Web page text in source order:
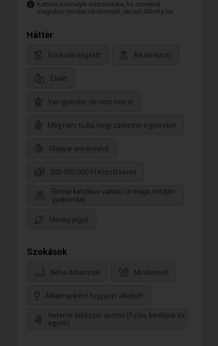
Kattints bármelyik adatcímkére, ha szeretnél
megnézni minden társkeresőt, aki ezt állította be.
Háttér
Főiskolát végzett Alkalmazott
Elvált
Van gyereke, de nem vele él
Még nem tudja, hogy szeretne-e gyereket
Magyar anyanyelvű
300-500.000 Ft között keres
Római katolikus vallású (a maga módján
gyakorolja)
Mérleg jegyű
Szokások
Néha dohányzik Mindenevő
Alkalmanként fogyaszt alkoholt
Hetente többször sportol (Futás, kerékpár és
egyéb)